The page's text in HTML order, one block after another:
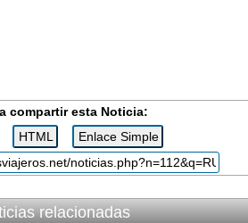
compartir esta Noticia:
relacionadas